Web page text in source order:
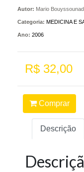
Autor: Mario
Categoria: MEDICINA E
Ano: 2006
R$ 32,00
Comprar
Descrição